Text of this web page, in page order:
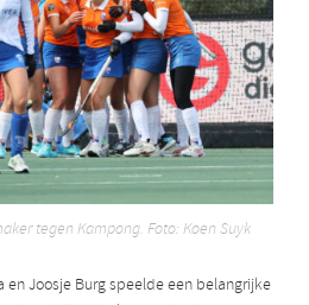
tegen Kampong. Foto: Koen Suyk
Joosje Burg speelde een belangrijke